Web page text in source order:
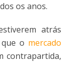
os anos.
atrás
o mercado
contrapartida,